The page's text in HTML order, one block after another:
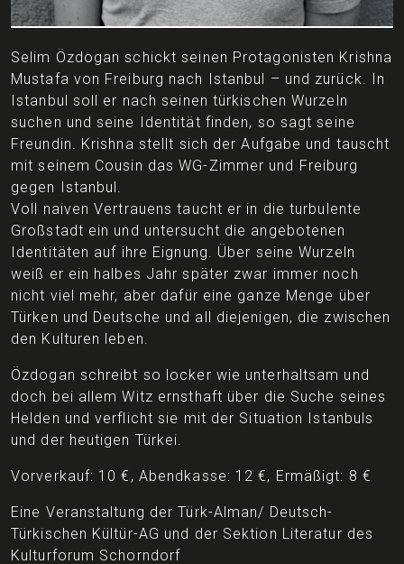
Selim Özdogan schickt seinen Protagonisten Krishna
Mustafa von Freiburg nach Istanbul – und zurück. In
Istanbul soll er nach seinen türkischen Wurzeln
suchen und seine Identität finden, so sagt seine
Freundin. Krishna stellt sich der Aufgabe und tauscht
mit seinem Cousin das WG-Zimmer und Freiburg
gegen Istanbul.
Voll naiven Vertrauens taucht er in die turbulente
Großstadt ein und untersucht die angebotenen
Identitäten auf ihre Eignung. Über seine Wurzeln
weiß er ein halbes Jahr später zwar immer noch
nicht viel mehr, aber dafür eine ganze Menge über
Türken und Deutsche und all diejenigen, die zwischen
den Kulturen leben.
Özdogan schreibt so locker wie unterhaltsam und
doch bei allem Witz ernsthaft über die Suche seines
Helden und verflicht sie mit der Situation Istanbuls
und der heutigen Türkei.
Vorverkauf: 10 €, Abendkasse: 12 €, Ermäßigt: 8 €
Eine Veranstaltung der Türk-Alman/ Deutsch-
Türkischen Kültür-AG und der Sektion Literatur des
Kulturforum Schorndorf